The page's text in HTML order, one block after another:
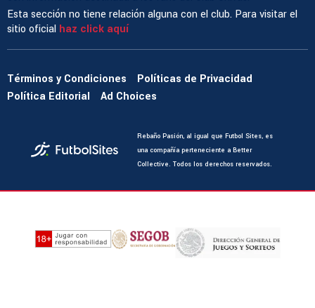
Esta sección no tiene relación alguna con el club. Para visitar el
sitio oficial haz click aquí
Términos y Condiciones
Políticas de Privacidad
Política Editorial
Ad Choices
Rebaño Pasión, al igual que Futbol Sites, es
una compañía perteneciente a Better
Collective. Todos los derechos reservados.